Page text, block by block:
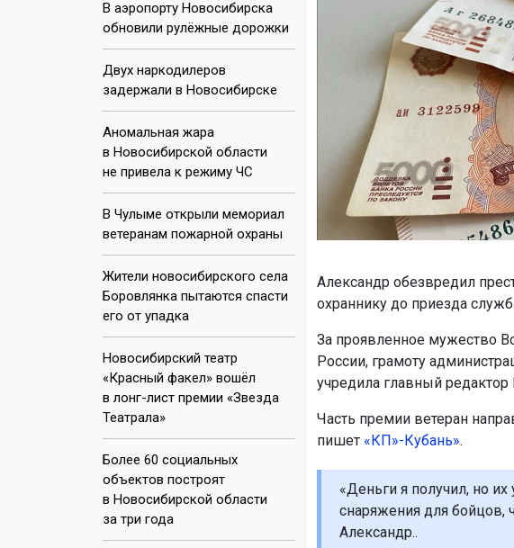
В аэропорту Новосибирска
обновили рулёжные дорожки
Двух наркодилеров
задержали в Новосибирске
Аномальная жара
в Новосибирской области
не привела к режиму ЧС
В Чулыме открыли мемориал
ветеранам пожарной охраны
Жители новосибирского села
Боровлянка пытаются спасти
его от упадка
Новосибирский театр
«Красный факел» вошёл
в лонг-лист премии «Звезда
Театрала»
Более 60 социальных
объектов построят
в Новосибирской области
за три года
Александр обезвредил
охраннику до приезда служб.
За проявленное мужество
России, грамоту
учредила главный редактор
Часть премии ветеран
пишет «КП»-Кубань».
«Деньги я получил, но их
снаряжения для
Александр..